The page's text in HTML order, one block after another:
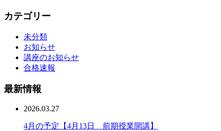
カテゴリー
未分類
お知らせ
講座のお知らせ
合格速報
最新情報
2026.03.27
4月の予定【4月13日 前期授業開講】